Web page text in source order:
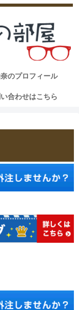
のプロフィール
合わせはこちら